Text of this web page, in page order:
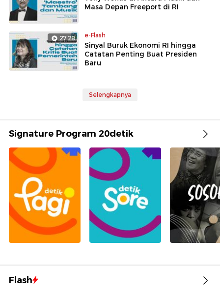
Masa Depan Freeport di RI
27:28 e-Flash
Sinyal Buruk Ekonomi RI hingga
Catatan Penting Buat Presiden
Baru
Selengkapnya
Signature Program 20detik
Flash